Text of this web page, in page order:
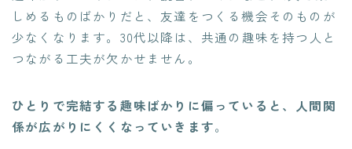
しめるものばかりだと、友達をつくる機会そのものが
少なくなります。30代以降は、共通の趣味を持つ人と
つながる工夫が欠かせません。
ひとりで完結する趣味ばかりに偏っていると、人間関
係が広がりにくくなっていきます。